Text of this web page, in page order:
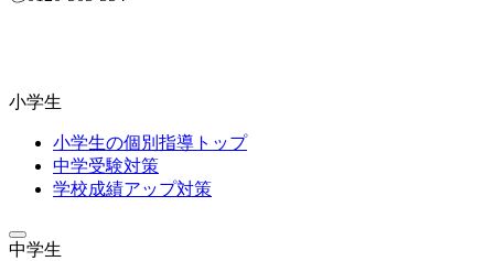
小学生
小学生の個別指導トップ
中学受験対策
学校成績アップ対策
中学生